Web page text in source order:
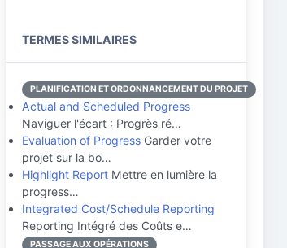
TERMES SIMILAIRES
PLANIFICATION ET ORDONNANCEMENT DU PROJET
Actual and Scheduled Progress
Naviguer l'écart : Progrès ré…
Evaluation of Progress Garder votre
projet sur la bo…
Highlight Report Mettre en lumière la
progress…
Integrated Cost/Schedule Reporting
Reporting Intégré des Coûts e…
PASSAGE AUX OPÉRATIONS